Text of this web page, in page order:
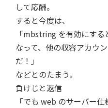
して応酬。
すると今度は、
「mbstring を有効にす
なって、他の収容アカウ
だ！」
などとのたまう。
負けじと返信
「でも web のサーバー